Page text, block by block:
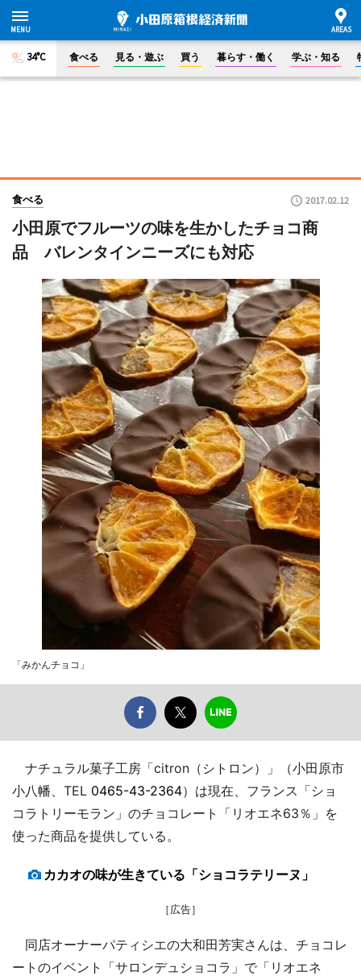
34°C 食べる 見る・遊ぶ 買う 暮らす・働く 学ぶ・知る
食べる 2017.02.12
小田原でフルーツの味を生かしたチョコ商
品 バレンタインニーズにも対応
「みかんチョコ」
ナチュラル菓子工房「citron（シトロン）」（小田原市
小八幡、TEL 0465-43-2364）は現在、フランス「ショ
コラトリーモラン」のチョコレート「リオエネ63％」を
使った商品を提供している。
カカオの味が生きている「ショコラテリーヌ」
［広告］
同店オーナーパティシエの大和田芳実さんは、チョコレ
ートのイベント「サロンデュショコラ」で「リオエネ